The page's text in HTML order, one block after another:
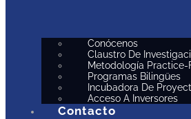
Conócenos
Claustro De
Metodología Practice-
Programas Bilingües
Incubadora De
Acceso A Inversores
Contacto